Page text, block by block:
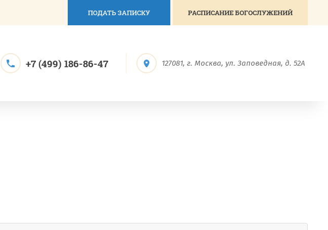
ПОДАТЬ ЗАПИСКУ РАСПИСАНИЕ БОГОСЛУЖЕНИЙ
+7 (499) 186-86-47 127081, г. Москва, ул. Заповедная, д. 52А